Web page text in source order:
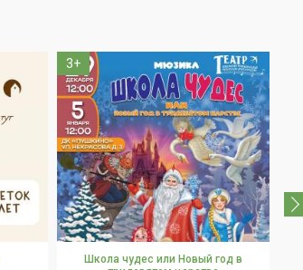
3+
Школа чудес или Новый год в